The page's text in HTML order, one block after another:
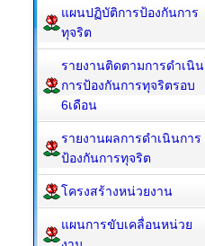
แผนปฏิบัติการป้องกันการ
ทุจริต
รายงานติดตามการดำเนิน
การป้องกันการทุจริตรอบ
6เดือน
รายงานผลการดำเนินการ
ป้องกันการทุจริต
โครงสร้างหน่วยงาน
แผนการขับเคลื่อนหน่วย